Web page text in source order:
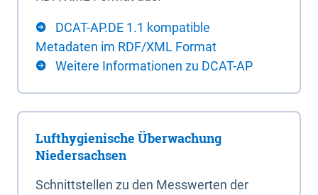
DCAT-AP.DE 1.1 kompatible
Metadaten im RDF/XML Format
Weitere Informationen zu DCAT-AP
Lufthygienische Überwachung
Niedersachsen
Schnittstellen zu den Messwerten der